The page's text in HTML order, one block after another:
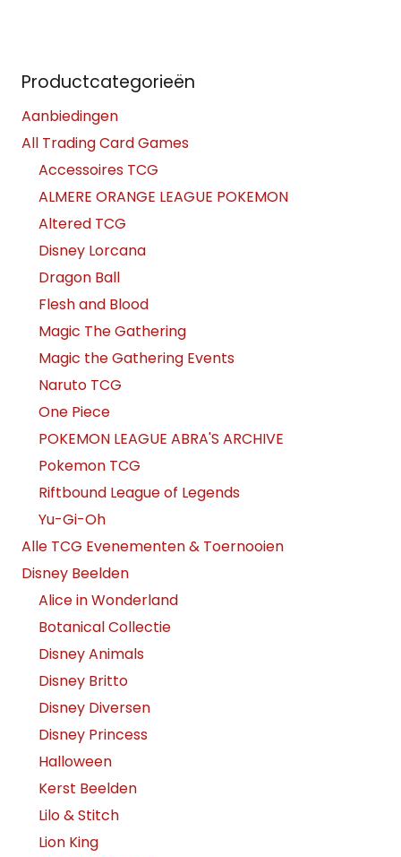
Productcategorieën
Aanbiedingen
All Trading Card Games
Accessoires TCG
ALMERE ORANGE LEAGUE POKEMON
Altered TCG
Disney Lorcana
Dragon Ball
Flesh and Blood
Magic The Gathering
Magic the Gathering Events
Naruto TCG
One Piece
POKEMON LEAGUE ABRA'S ARCHIVE
Pokemon TCG
Riftbound League of Legends
Yu-Gi-Oh
Alle TCG Evenementen & Toernooien
Disney Beelden
Alice in Wonderland
Botanical Collectie
Disney Animals
Disney Britto
Disney Diversen
Disney Princess
Halloween
Kerst Beelden
Lilo & Stitch
Lion King